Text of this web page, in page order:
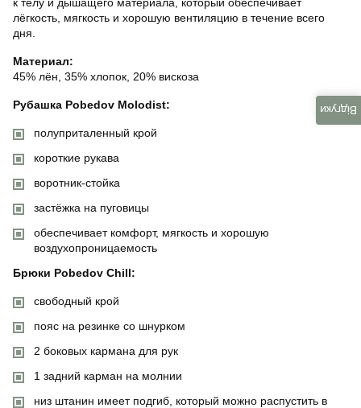
лёгкость, мягкость и хорошую вентиляцию в течение всего
дня.
Материал:
45% лён, 35% хлопок, 20% вискоза
Рубашка Pobedov Molodist:
полуприталенный крой
короткие рукава
воротник-стойка
застёжка на пуговицы
обеспечивает комфорт, мягкость и хорошую
воздухопроницаемость
Брюки Pobedov Chill:
свободный крой
пояс на резинке со шнурком
2 боковых кармана для рук
1 задний карман на молнии
низ штанин имеет подгиб, который можно распустить в
Відгуки